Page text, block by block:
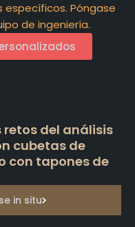
Póngase
de ingeniería.
retos del análisis
cubetas de
con tapones de
in situ